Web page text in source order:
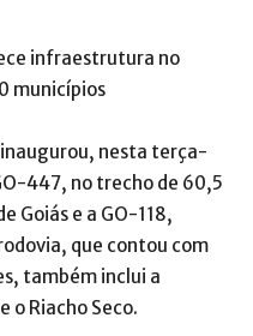
infraestrutura no
municípios
nesta terça-
447, no trecho de 60,5
Goiás e a GO-118,
que contou com
também inclui a
o Riacho Seco.